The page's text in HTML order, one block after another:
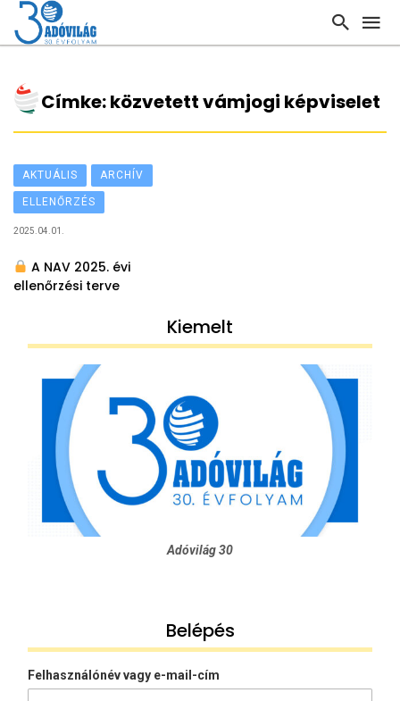
Címke: közvetett vámjogi képviselet
AKTUÁLIS ARCHÍV
ELLENŐRZÉS
2025.04.01.
A NAV 2025. évi
ellenőrzési terve
Kiemelt
Adóvilág 30
Belépés
Felhasználónév vagy e-mail-cím